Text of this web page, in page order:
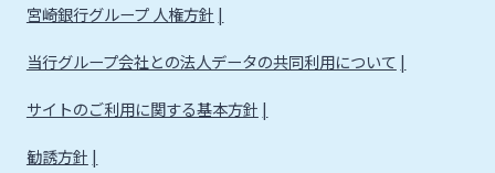
宮崎銀行グループ 人権方針
当行グループ会社との法人データの共同利用について
サイトのご利用に関する基本方針
勧誘方針